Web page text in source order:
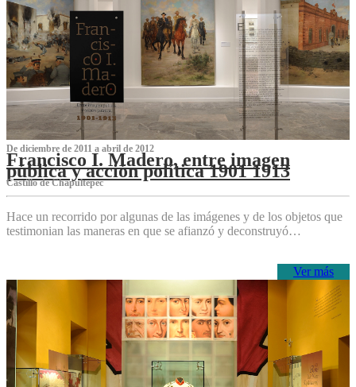
De diciembre de 2011 a abril de 2012
Francisco I. Madero, entre imagen
pública y acción política 1901 1913
Castillo de Chapultepec
Hace un recorrido por algunas de las imágenes y de los objetos que
testimonian las maneras en que se afianzó y deconstruyó…
Ver más